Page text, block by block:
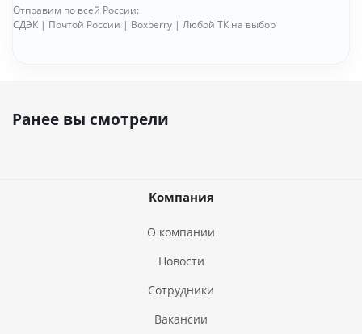
Отправим по всей России:
СДЭК | Почтой России | Boxberry | Любой ТК на выбор
Ранее вы смотрели
Компания
О компании
Новости
Сотрудники
Вакансии